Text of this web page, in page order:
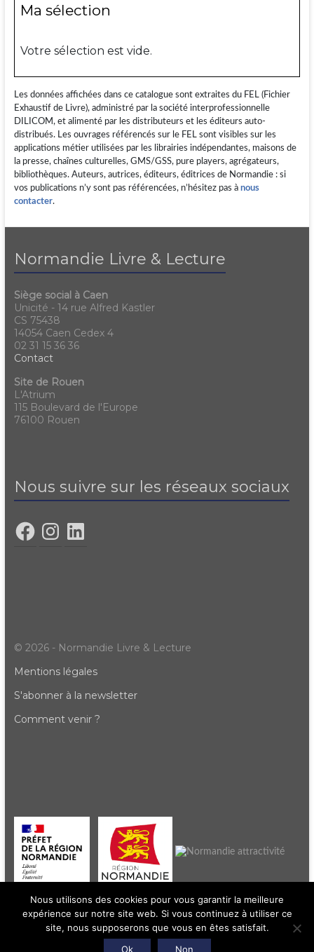
Ma sélection
Votre sélection est vide.
Les données affichées dans ce catalogue sont extraites du FEL (Fichier
Exhaustif de Livre), administré par la société interprofessionnelle
DILICOM, et alimenté par les distributeurs et les éditeurs auto-
distribués. Les ouvrages référencés sur le FEL sont visibles sur les
applications métier utilisées par les librairies indépendantes, maisons de
la presse, chaînes culturelles, GMS/GSS, pure players, agrégateurs,
bibliothèques. Auteurs, autrices, éditeurs, éditrices de Normandie : si
vos publications n’y sont pas référencées, n’hésitez pas à nous
contacter.
Normandie Livre & Lecture
Siège social à Caen
Unicité - 14 rue Alfred Kastler
CS 75438
14054 Caen Cedex 4
02 31 15 36 36
Contact
Site de Rouen
L'Atrium
115 Boulevard de l'Europe
76100 Rouen
Nous suivre sur les réseaux sociaux
© 2026 - Normandie Livre & Lecture
Mentions légales
S'abonner à la newsletter
Comment venir ?
Nous utilisons des cookies pour vous garantir la meilleure
expérience sur notre site web. Si vous continuez à utiliser ce
site, nous supposerons que vous en êtes satisfait.
Ok
Non